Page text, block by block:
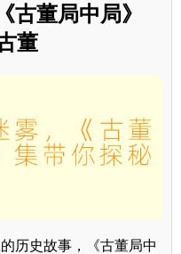
古董局中局》
董
历史故事，《古董局中